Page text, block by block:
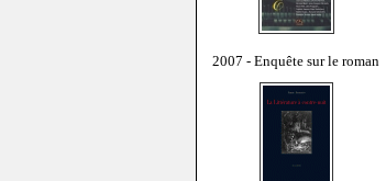
2007 - Enquête sur le roman